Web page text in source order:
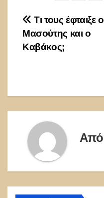
Πλοήγηση
άρθρων
Τι τους έφταιξε ο
Μασούτης και ο
Καβάκος;
Από